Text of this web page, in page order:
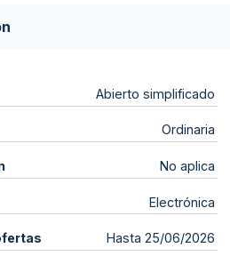
Abierto simplificado
Ordinaria
No aplica
Electrónica
Hasta 25/06/2026